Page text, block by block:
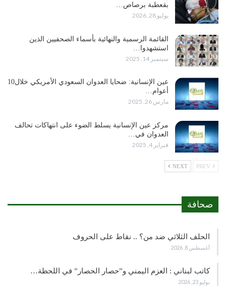
بقعطبة برصاص…
يوليو 28, 2026
القائمة الرسمية والنهائية بأسماء الصحفيين الذين
استشهدوا…
سبتمبر 14, 2025
عين الإنسانية: ضحايا العدوان السعودي الأمريكي خلال10
أعوام…
مارس 26, 2025
مركز عين الإنسانية يسلط الضوء على انتهاكات تحالف
العدوان في…
فبراير 4, 2025
NEXT
صحافة
الحلف الثلاثي ضد من؟ .. نقاط على الحروف
أغسطس 8, 2026
كاتب لبناني : العزم اليمني و”حصار الحصار” في اللحظة…
يوليو 23, 2026